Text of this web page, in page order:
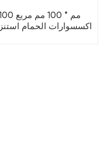
100 مم * 100 مم
اكسسوارات الحمام